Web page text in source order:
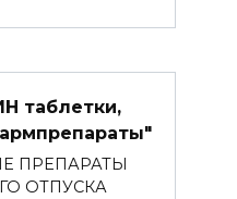
таблетки,
ПРЕПАРАТЫ
ОТПУСКА